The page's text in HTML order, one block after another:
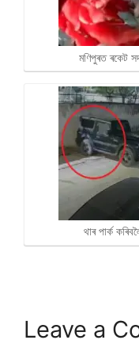
মণিপুৰত ৰকেট
থাৰ পাৰ্ক
Leave a